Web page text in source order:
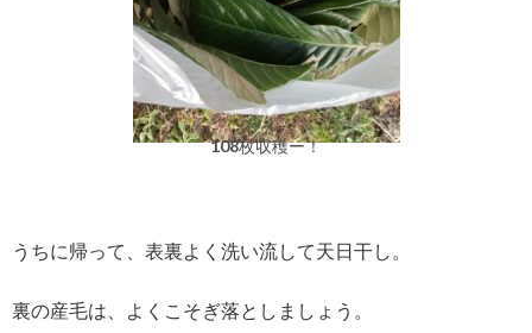
108枚収穫ー！
うちに帰って、表裏よく洗い流して天日干し。
裏の産毛は、よくこそぎ落としましょう。